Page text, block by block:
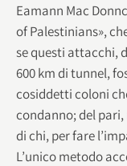
Eamann Mac
of Palestinians»,
se questi attacchi,
600 km di tunnel,
cosiddetti coloni
condanno; del
di chi, per fare
L’unico metodo